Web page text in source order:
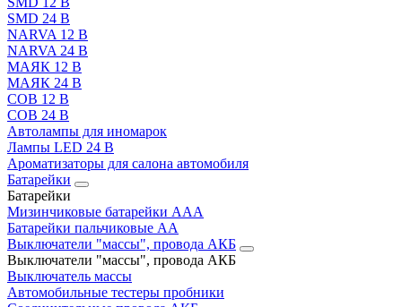
SMD 24 В
NARVA 12 В
NARVA 24 В
МАЯК 12 В
МАЯК 24 В
COB 12 В
COB 24 В
Автолампы для иномарок
Лампы LED 24 B
Ароматизаторы для салона автомобиля
Батарейки
Батарейки
Мизинчиковые батарейки AAA
Батарейки пальчиковые АА
Выключатели "массы", провода АКБ
Выключатели "массы", провода АКБ
Выключатель массы
Автомобильные тестеры пробники